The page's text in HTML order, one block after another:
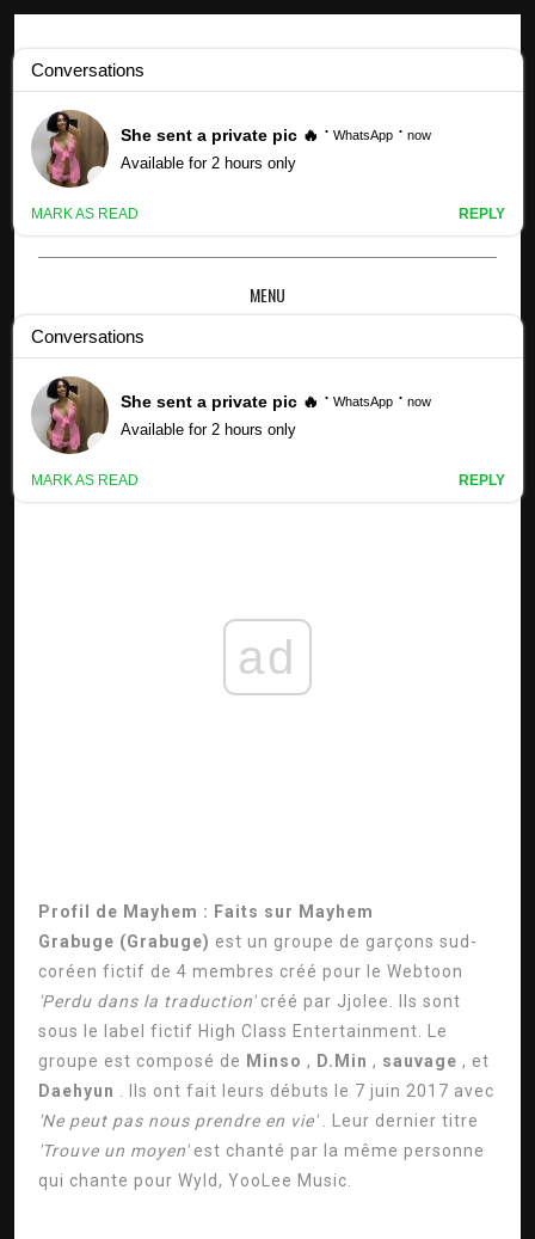
Profils Kpop
Profil et faits de Mayhem (Lost in Translation) (mis à jour !) -
MENU
×
PROFIL ET FAITS DE MAYHEM (LOST IN
TRANSLATION)
ad
Profil de Mayhem : Faits sur Mayhem
Grabuge (Grabuge) est un groupe de garçons sud-
coréen fictif de 4 membres créé pour le Webtoon
'Perdu dans la traduction'créé par Jjolee. Ils sont
sous le label fictif High Class Entertainment. Le
groupe est composé de Minso , D.Min , sauvage , et
Daehyun
. Ils ont fait leurs débuts le 7 juin 2017 avec
'Ne peut pas nous prendre en vie'. Leur dernier titre
'Trouve un moyen'est chanté par la même personne
qui chante pour Wyld, YooLee Music.